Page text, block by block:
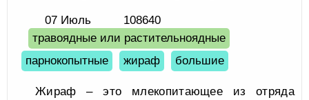
07 Июль
108640
травоядные или растительноядные
парнокопытные
жираф большие
Жираф – это млекопитающее из отряда